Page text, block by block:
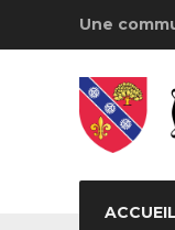
Une
ACCUEIL